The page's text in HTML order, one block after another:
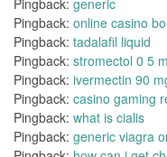
Pingback: generic
Pingback: online casino
Pingback: tadalafil liquid
Pingback: stromectol 0 5
Pingback: ivermectin 90
Pingback: casino gaming
Pingback: what is cialis
Pingback: generic viagra